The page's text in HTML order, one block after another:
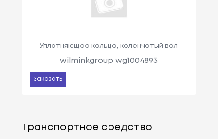
Уплотняющее кольцо, коленчатый вал
wilminkgroup wg1004893
Заказать
Транспортное средство